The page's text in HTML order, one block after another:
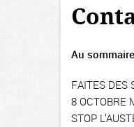
Au sommaire
FAITES DES
8 OCTOBRE
STOP